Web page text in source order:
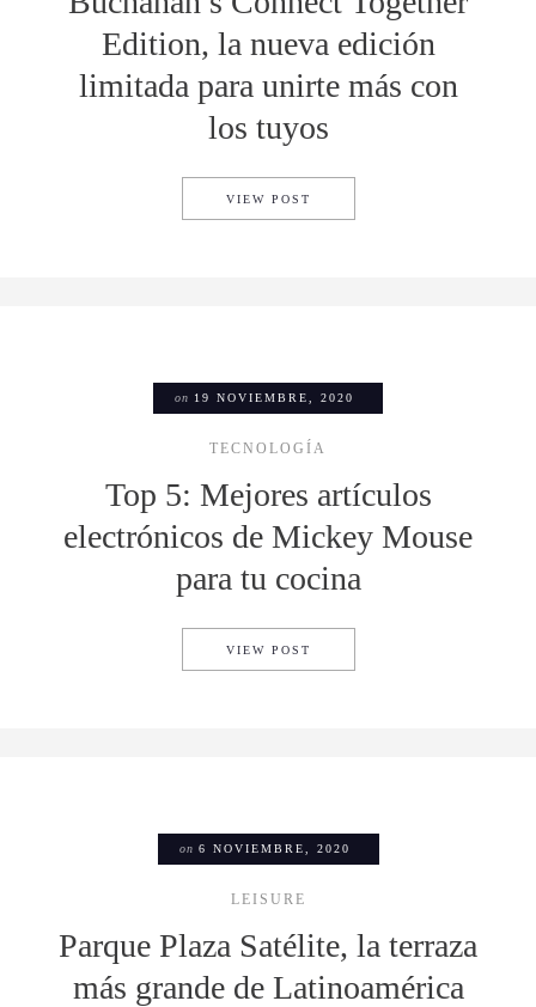
Edition, la nueva edición
limitada para unirte más con
los tuyos
VIEW POST
on 19 NOVIEMBRE, 2020
TECNOLOGÍA
Top 5: Mejores artículos
electrónicos de Mickey Mouse
para tu cocina
VIEW POST
on 6 NOVIEMBRE, 2020
LEISURE
Parque Plaza Satélite, la terraza
más grande de Latinoamérica